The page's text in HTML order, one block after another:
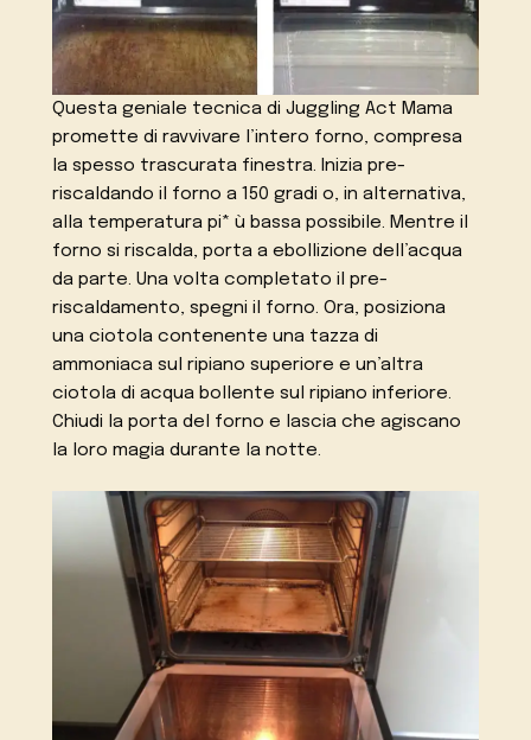
Questa geniale tecnica di Juggling Act Mama
promette di ravvivare l’intero forno, compresa
la spesso trascurata finestra. Inizia pre-
riscaldando il forno a 150 gradi o, in alternativa,
alla temperatura pi* ù bassa possibile. Mentre il
forno si riscalda, porta a ebollizione dell’acqua
da parte. Una volta completato il pre-
riscaldamento, spegni il forno. Ora, posiziona
una ciotola contenente una tazza di
ammoniaca sul ripiano superiore e un’altra
ciotola di acqua bollente sul ripiano inferiore.
Chiudi la porta del forno e lascia che agiscano
la loro magia durante la notte.